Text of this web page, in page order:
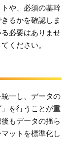
や、必須の基幹
るかを確認しま
必要はありませ
ください。
一し、データの
を行うことが重
もデータの揺ら
ットを標準化し